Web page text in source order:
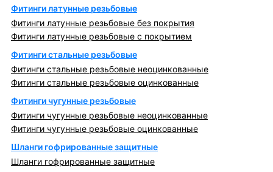
Фитинги латунные резьбовые
Фитинги латунные резьбовые без покрытия
Фитинги латунные резьбовые с покрытием
Фитинги стальные резьбовые
Фитинги стальные резьбовые неоцинкованные
Фитинги стальные резьбовые оцинкованные
Фитинги чугунные резьбовые
Фитинги чугунные резьбовые неоцинкованные
Фитинги чугунные резьбовые оцинкованные
Шланги гофрированные защитные
Шланги гофрированные защитные